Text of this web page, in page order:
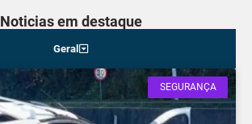
Noticias em destaque
Geral
SEGURANÇA